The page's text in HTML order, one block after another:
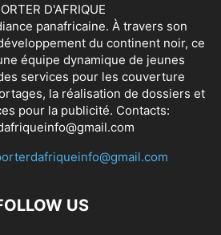
D'AFRIQUE
panafricaine. À travers son
du continent noir, ce
équipe dynamique de jeunes
services pour les couverture
la réalisation de dossiers et
pour la publicité. Contacts:
US